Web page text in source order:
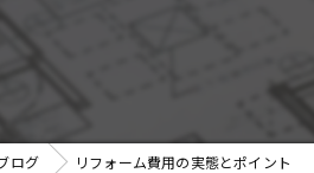
ログ リフォーム費用の実態とポイント